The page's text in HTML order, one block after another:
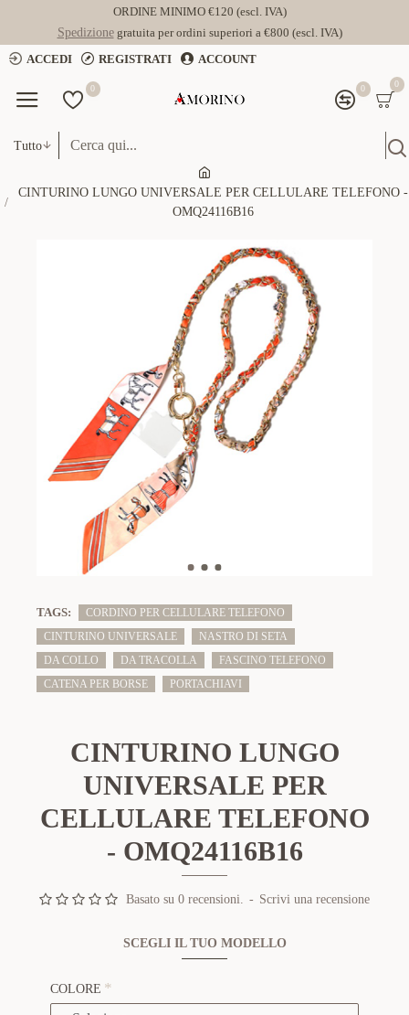
ORDINE MINIMO €120 (escl. IVA)
Spedizionegratuita per ordini superiori a €800 (escl. IVA)
ACCEDI
REGISTRATI ACCOUNT
0 0 0
Tutto
CINTURINO LUNGO UNIVERSALE PER CELLULARE TELEFONO -
OMQ24116B16
TAGS:
CORDINO PER CELLULARE TELEFONO
CINTURINO UNIVERSALE
NASTRO DI SETA
DA COLLO
DA TRACOLLA
FASCINO TELEFONO
CATENA PER BORSE
PORTACHIAVI
CINTURINO LUNGO
UNIVERSALE PER
CELLULARE TELEFONO
- OMQ24116B16
Basato su 0 recensioni. - Scrivi una recensione
SCEGLI IL TUO MODELLO
COLORE